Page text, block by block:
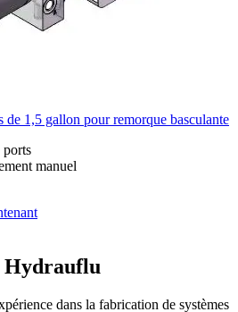
1,5 gallon pour remorque basculante
ports
manuel
Hydrauflu
dans la fabrication de systèmes